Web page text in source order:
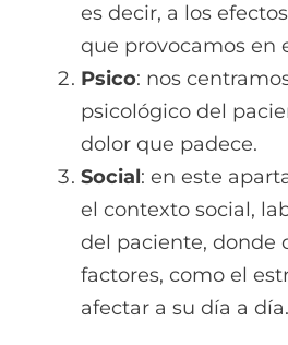
es decir, a los
que provocamos en
Psico: nos
psicológico del
dolor que padece.
Social: en este
el contexto social,
del paciente, donde
factores, como el
afectar a su día a día.